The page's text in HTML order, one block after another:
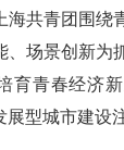
共青团围绕
、场景创新为
育青春经济
型城市建设